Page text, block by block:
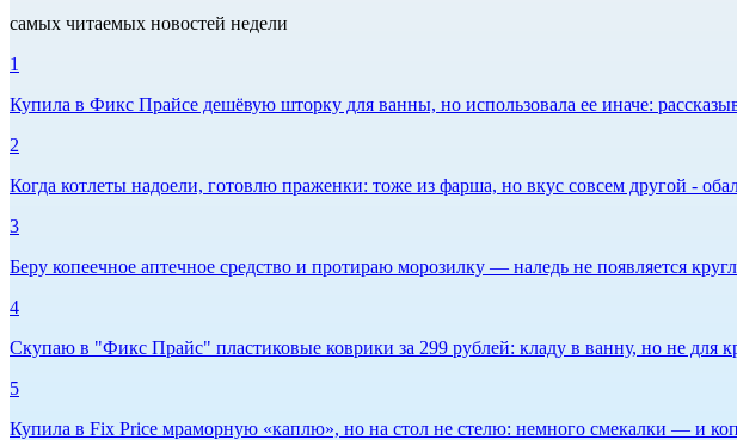
самых читаемых новостей недели
1
Купила в Фикс Прайсе дешёвую шторку для ванны, но использовала ее иначе:
2
Когда котлеты надоели, готовлю праженки: тоже из фарша, но вкус совсем другой -
3
Беру копеечное аптечное средство и протираю морозилку — наледь не появляется
4
Скупаю в "Фикс Прайс" пластиковые коврики за 299 рублей: кладу в ванну, но не для
5
Купила в Fix Price мраморную «каплю», но на стол не стелю: немного смекалки — и